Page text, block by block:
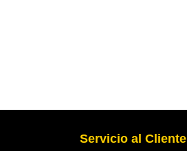
Servicio al Cliente